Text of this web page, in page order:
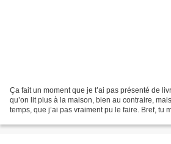
Ça fait un moment que je t’ai pas présenté de
qu’on lit plus à la maison, bien au contraire,
temps, que j’ai pas vraiment pu le faire. Bref, tu